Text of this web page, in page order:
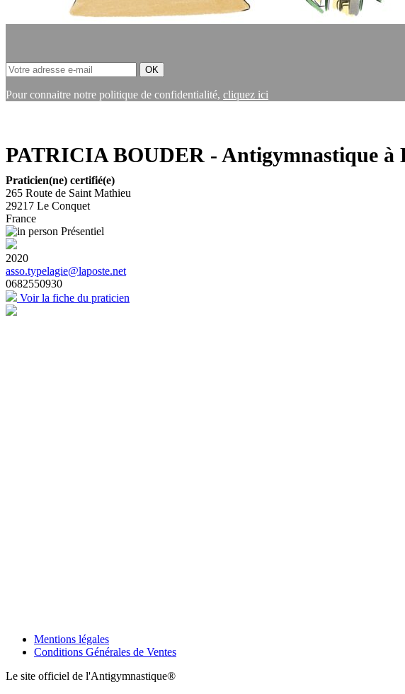
Pour connaitre notre politique de confidentialité, cliquez ici
PATRICIA BOUDER - Antigymnastique à
Praticien(ne) certifié(e)
265 Route de Saint Mathieu
29217 Le Conquet
France
Présentiel
2020
asso.typelagie@laposte.net
0682550930
Voir la fiche du praticien
Mentions légales
Conditions Générales de Ventes
Le site officiel de l'Antigymnastique®